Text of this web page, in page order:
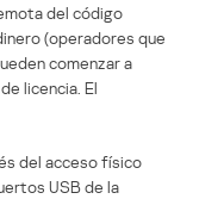
del código
(operadores que
comenzar a
licencia. El
del acceso físico
USB de la